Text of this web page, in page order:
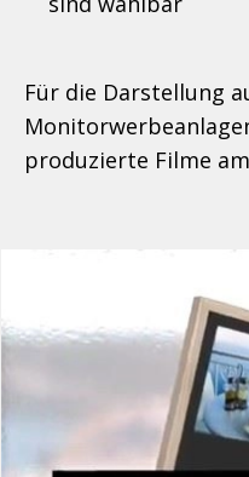
Für die Darstellung
produzierte Filme